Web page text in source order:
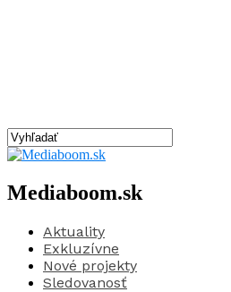
Mediaboom.sk
Aktuality
Exkluzívne
Nové projekty
Sledovanosť